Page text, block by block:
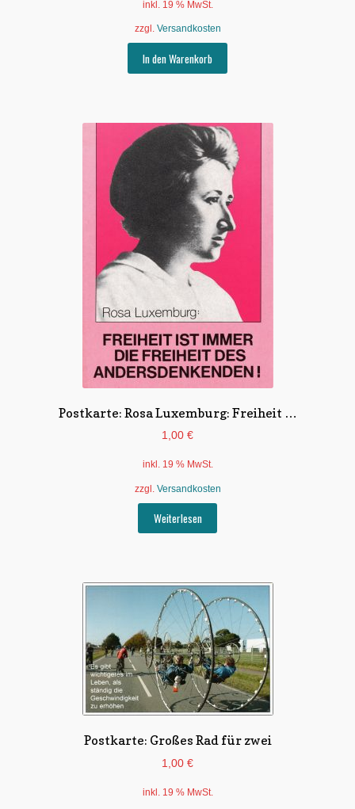
inkl. 19 % MwSt.
zzgl. Versandkosten
In den Warenkorb
Postkarte: Rosa Luxemburg: Freiheit …
1,00 €
inkl. 19 % MwSt.
zzgl. Versandkosten
Weiterlesen
Postkarte: Großes Rad für zwei
1,00 €
inkl. 19 % MwSt.